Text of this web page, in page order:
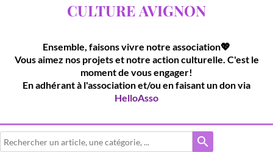
CULTURE AVIGNON
Ensemble, faisons vivre notre association💖
Vous aimez nos projets et notre action culturelle. C'est le
moment de vous engager!
En adhérant à l'association et/ou en faisant un don via
HelloAsso
search